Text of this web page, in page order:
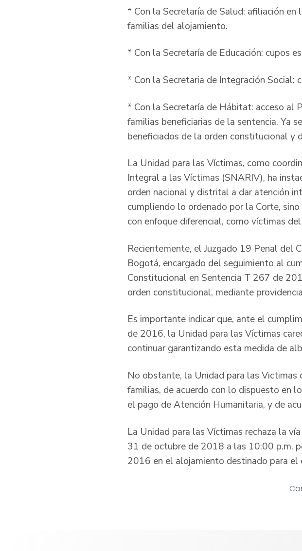
* Con la Secretaría de Salud: afiliación
familias del alojamiento.
* Con la Secretaría de Educación: cupos
* Con la Secretaria de Integración Social:
* Con la Secretaría de Hábitat: acceso al
familias beneficiarias de la sentencia. Ya
beneficiados de la orden constitucional y
La Unidad para las Víctimas, como
Integral a las Víctimas (SNARIV), ha
orden nacional y distrital a dar atención
cumpliendo lo ordenado por la Corte,
con enfoque diferencial, como víctimas
Recientemente, el Juzgado 19 Penal del
Bogotá, encargado del seguimiento al
Constitucional en Sentencia T 267 de
orden constitucional, mediante
Es importante indicar que, ante el
de 2016, la Unidad para las Víctimas
continuar garantizando esta medida de
No obstante, la Unidad para las Victimas
familias, de acuerdo con lo dispuesto
el pago de Atención Humanitaria, y de
La Unidad para las Víctimas rechaza la
31 de octubre de 2018 a las 10:00 p.m.
2016 en el alojamiento destinado para el